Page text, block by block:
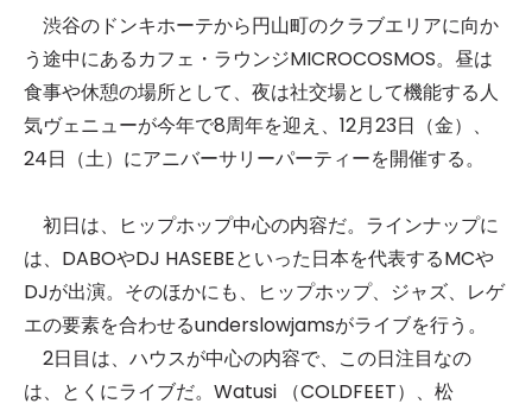
渋谷のドンキホーテから円山町のクラブエリアに向か
う途中にあるカフェ・ラウンジMICROCOSMOS。昼は
食事や休憩の場所として、夜は社交場として機能する人
気ヴェニューが今年で8周年を迎え、12月23日（金）、
24日（土）にアニバーサリーパーティーを開催する。
初日は、ヒップホップ中心の内容だ。ラインナップに
は、DABOやDJ HASEBEといった日本を代表するMCや
DJが出演。そのほかにも、ヒップホップ、ジャズ、レゲ
エの要素を合わせるunderslowjamsがライブを行う。
2日目は、ハウスが中心の内容で、この日注目なの
は、とくにライブだ。Watusi （COLDFEET）、松